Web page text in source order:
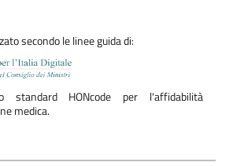
secondo le linee guida di:
standard HONcode per l'affidabilità
medica.